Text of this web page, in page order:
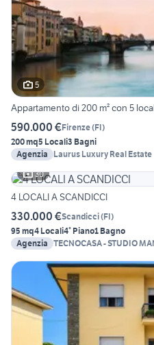
5
Appartamento di 200 m² con 5
590.000 €Firenze(FI)
200 mq5 Locali3 Bagni
Agenzia
Laurus Luxury Real Estate
30
4 LOCALI A SCANDICCI
330.000 €Scandicci(FI)
95 mq4 Locali4° Piano1 Bagno
Agenzia TECNOCASA - STUDIO